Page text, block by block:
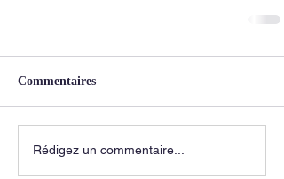
Commentaires
Rédigez un commentaire...